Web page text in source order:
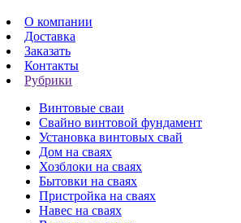
О компании
Доставка
Заказать
Контакты
Рубрики
Винтовые сваи
Свайно винтовой фундамент
Установка винтовых свай
Дом на сваях
Хозблоки на сваях
Бытовки на сваях
Пристройка на сваях
Навес на сваях